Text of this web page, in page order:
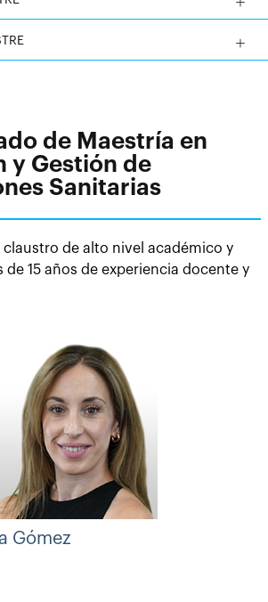
de Maestría en
y Gestión de
Sanitarias
de alto nivel académico y
15 años de experiencia docente y
Gómez